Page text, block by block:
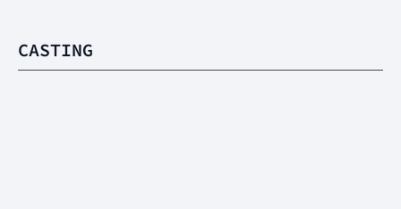
CASTING